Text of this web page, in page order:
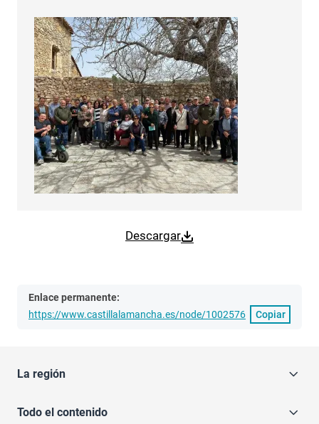
Descargar
Enlace permanente:
https://www.castillalamancha.es/node/1002576
Copiar
La región
Todo el contenido